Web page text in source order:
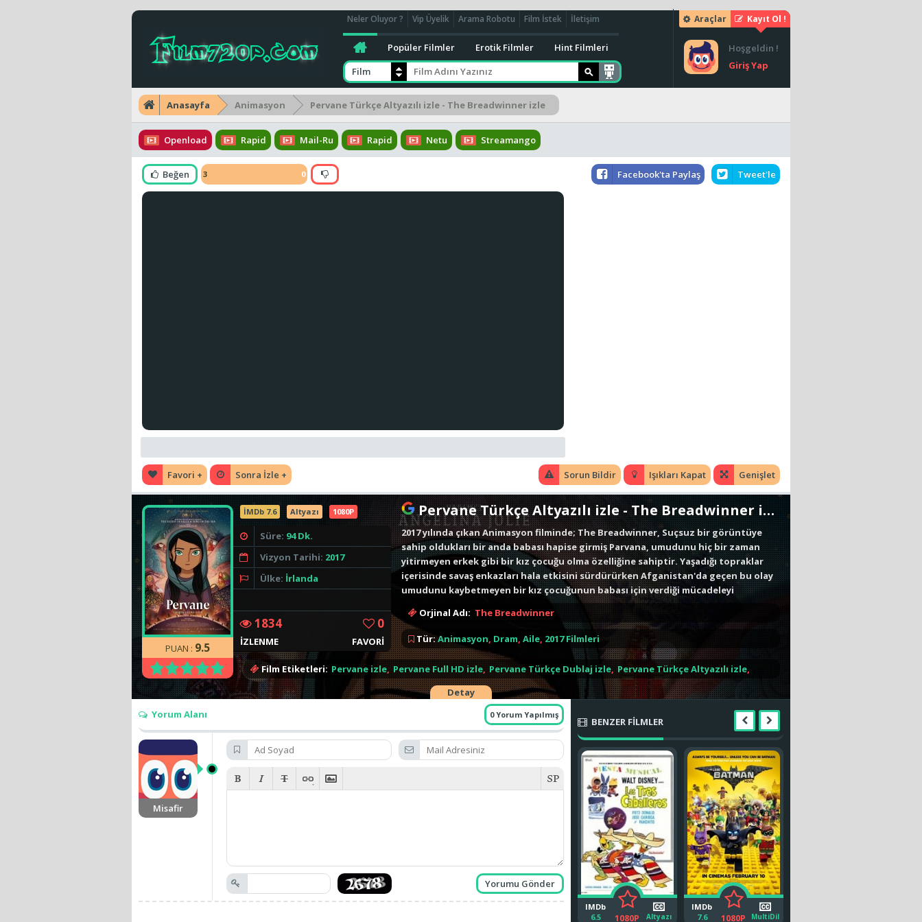
Neler Oluyor ? Vip Üyelik Arama Robotu Film İstek İletişim Araçlar Kayıt Ol !
Hoşgeldin !
Giriş Yap
Popüler Filmler Erotik Filmler
Hint Filmleri
Film
Anasayfa Animasyon Pervane Türkçe Altyazılı izle - The Breadwinner izle
Openload Rapid Mail-Ru Rapid Netu Streamango
Beğen 3 0 Facebook'ta Paylaş Tweet'le
Favori + Sonra İzle + Genişlet
Işıkları Kapat
Sorun Bildir
Pervane Türkçe Altyazılı izle - The Breadwinner izle
PUAN : 9.5
İMDb 7.6 Altyazı 1080P
Süre: 94 Dk.
Vizyon Tarihi: 2017
Ülke: İrlanda
1834
İZLENME
0
FAVORİ
2017 yılında çıkan Animasyon filminde; The Breadwinner, Suçsuz bir görüntüye
sahip oldukları bir anda babası hapise girmiş Parvana, umudunu hiç bir zaman
yitirmeyen erkek gibi bir kız çocuğu olma özelliğine sahiptir. Yaşadığı topraklar
içerisinde savaş enkazları hala etkisini sürdürürken Afganistan'da geçen bu olay
umudunu kaybetmeyen bir kız çocuğunun babası için verdiği mücadeleyi
özetlemektedir. sinemangoo1.com İyi Seyirler Diler.
Orjinal Adı: The Breadwinner
Tür: Animasyon, Dram, Aile, 2017 Filmleri
Film Etiketleri: Pervane izle, Pervane Full HD izle, Pervane Türkçe Dublaj izle, Pervane Türkçe Altyazılı izle,
Pervane Tek Parça izle, The Breadwinner izle, The Breadwinner Full HD izle The Breadwinner Türkçe Dublaj izle
Detay
Yorum Alanı
0 Yorum Yapılmış
Misafir
BENZER FİLMLER
IMDb
6.5
1080P Altyazı
IMDb
7.6
1080P MultiDil